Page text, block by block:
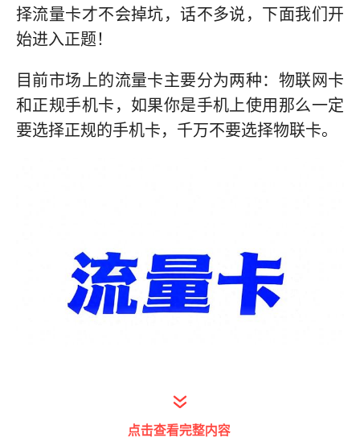
择流量卡才不会掉坑，话不多说，下面我们开
始进入正题！
目前市场上的流量卡主要分为两种：物联网卡
和正规手机卡，如果你是手机上使用那么一定
要选择正规的手机卡，千万不要选择物联卡。
点击查看完整内容